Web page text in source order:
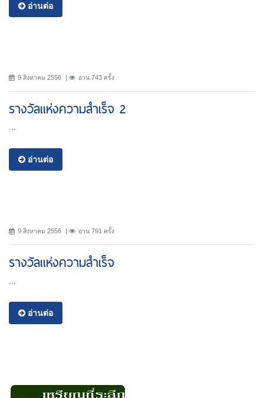
อ่านต่อ
9 สิงหาคม 2556 อ่าน 743 ครั้ง
รางวัลแห่งความสำเร็จ 2
อ่านต่อ
9 สิงหาคม 2556 อ่าน 791 ครั้ง
รางวัลแห่งความสำเร็จ
อ่านต่อ